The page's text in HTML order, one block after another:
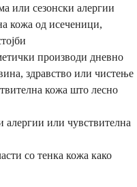
или сезонски алергии
кожа од исеченици,
производи дневно
здравство или чистење
кожа што лесно
алергии или чувствителна
со тенка кожа како